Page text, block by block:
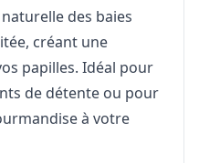
des baies
créant une
papilles. Idéal pour
de détente ou pour
à votre